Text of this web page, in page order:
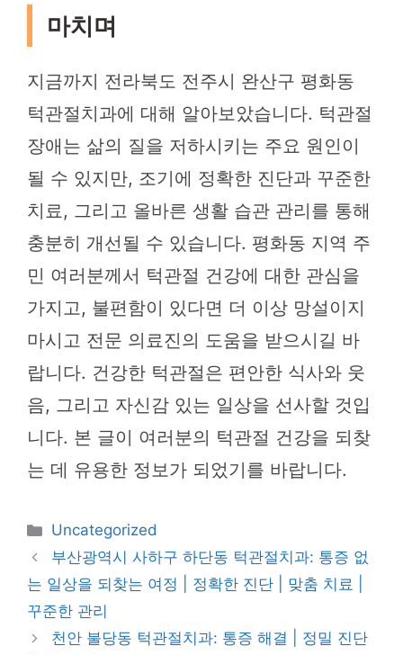
마치며
지금까지 전라북도 전주시 완산구 평화동
턱관절치과에 대해 알아보았습니다. 턱관절
장애는 삶의 질을 저하시키는 주요 원인이
될 수 있지만, 조기에 정확한 진단과 꾸준한
치료, 그리고 올바른 생활 습관 관리를 통해
충분히 개선될 수 있습니다. 평화동 지역 주
민 여러분께서 턱관절 건강에 대한 관심을
가지고, 불편함이 있다면 더 이상 망설이지
마시고 전문 의료진의 도움을 받으시길 바
랍니다. 건강한 턱관절은 편안한 식사와 웃
음, 그리고 자신감 있는 일상을 선사할 것입
니다. 본 글이 여러분의 턱관절 건강을 되찾
는 데 유용한 정보가 되었기를 바랍니다.
카
테
리
Uncategorized
부산광역시 사하구 하단동 턱관절치과: 통증 없
는 일상을 되찾는 여정 | 정확한 진단 | 맞춤 치료 |
꾸준한 관리
천안 불당동 턱관절치과: 통증 해결 | 정밀 진단